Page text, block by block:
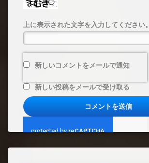
上に表示された文字を入力してください。
新しいコメントをメールで通知
新しい投稿をメールで受け取る